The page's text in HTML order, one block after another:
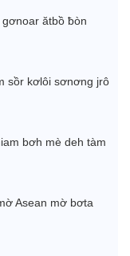
ătbồ ƀòn
sồr kơlôi sơnơng jrô
bơh mè deh tàm
Asean mờ bơta